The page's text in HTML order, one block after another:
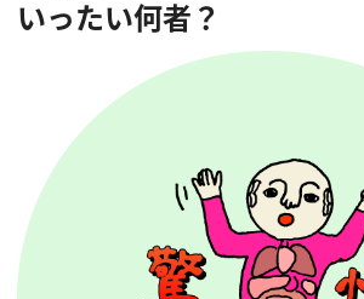
いったい何者？